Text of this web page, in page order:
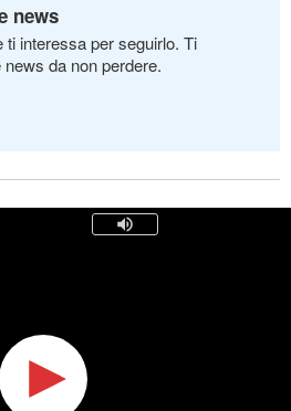
news
ti interessa per seguirlo. Ti
da non perdere.